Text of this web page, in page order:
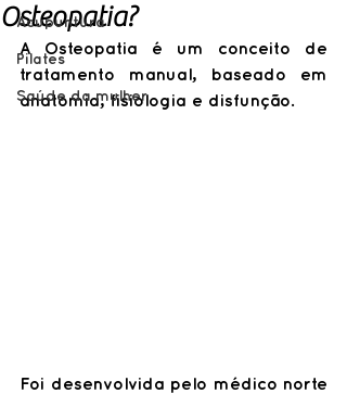
Acupuntura
Pilates
Saúde da mulher
Osteopatia?
A Osteopatia é um conceito de
tratamento manual, baseado em
anatomia, fisiologia e disfunção.
Foi desenvolvida pelo médico norte